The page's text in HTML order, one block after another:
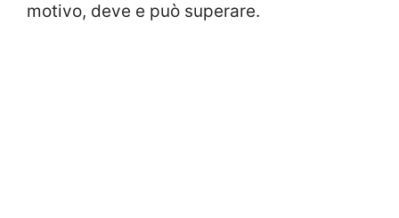
motivo, deve e può superare.